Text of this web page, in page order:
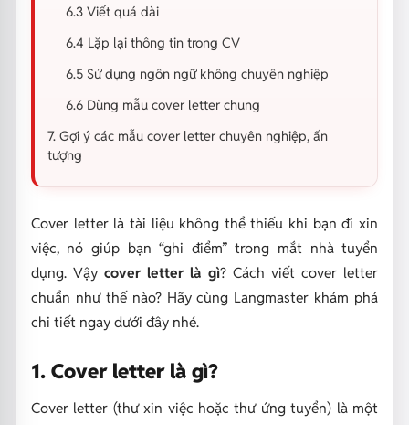
6.3 Viết quá dài
6.4 Lặp lại thông tin trong CV
6.5 Sử dụng ngôn ngữ không chuyên nghiệp
6.6 Dùng mẫu cover letter chung
7. Gợi ý các mẫu cover letter chuyên nghiệp, ấn
tượng
Cover letter là tài liệu không thể thiếu khi bạn đi xin
việc, nó giúp bạn “ghi điểm” trong mắt nhà tuyển
dụng. Vậycover letter là gì? Cách viết cover letter
chuẩn như thế nào? Hãy cùng Langmaster khám phá
chi tiết ngay dưới đây nhé.
1. Cover letter là gì?
Cover letter (thư xin việc hoặc thư ứng tuyển) là một